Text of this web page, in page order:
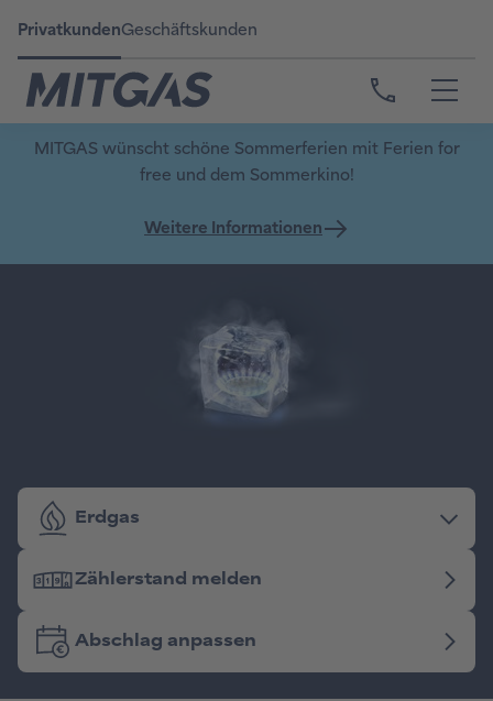
PrivatkundenGeschäftskunden
MITGAS wünscht schöne Sommerferien mit Ferien for
free und dem Sommerkino!